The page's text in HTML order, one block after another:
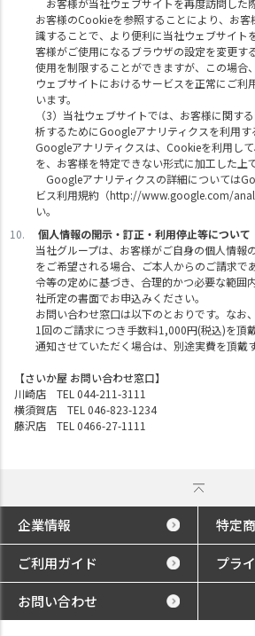
お客様のCookieを参照することにより、お
識することで、より便利に当社ウェブサイト
客様がご使用になるブラウザの設定を変更す
使用を制限することができますが、この場合
ウェブサイトにおけるサービスを正常にご利
います。
（3）当社ウェブサイトでは、お客様に関す
析するためにGoogleアナリティクスを利用す
Googleアナリティクスは、Cookieを利用し
を、お客様を特定できない形式に加工した上
Googleアナリティクスの詳細については
ビス利用規約（http://www.google.com/
い。
個人情報の開示・訂正・利用停止等について
当社グループは、お客様がご自身の個人情報
をご希望される場合、ご本人からのご請求で
令等の定めに基づき、合理的かつ必要な範囲
社所定の書面でお申込みください。
お問い合わせ窓口は以下のとおりです。なお
1回のご請求につき手数料1,000円(税込)を頂
通知させていただく場合は、別途実費を頂戴
【さいか屋 お問い合わせ窓口】
川崎店 TEL 044-211-3111
横須賀店 TEL 046-823-1234
藤沢店 TEL 0466-27-1111
企業情報 特定
ご利用ガイド プラ
お問い合わせ